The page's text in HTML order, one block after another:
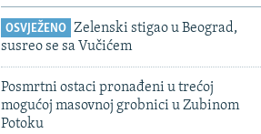
OSVJEŽENO
Zelenski stigao u Beograd,
susreo se sa Vučićem
Posmrtni ostaci pronađeni u trećoj
mogućoj masovnoj grobnici u Zubinom
Potoku